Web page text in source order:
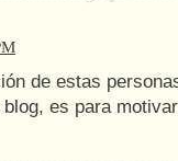
de estas
es para